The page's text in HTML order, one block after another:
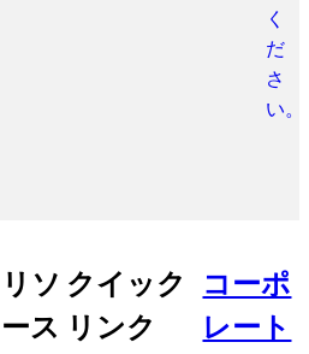
く
だ
さ
い。
リソ
ース
クイック
リンク
コーポ
レート